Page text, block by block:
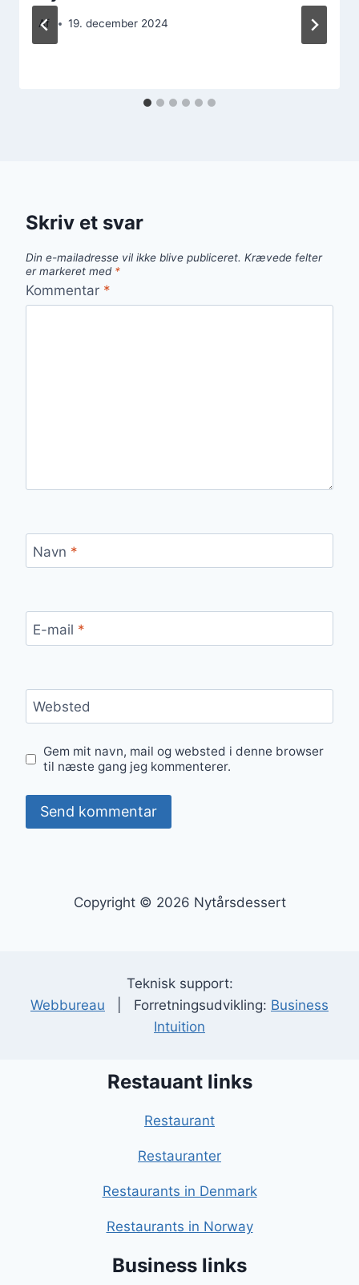
Af 19. december 2024
Skriv et svar
Din e-mailadresse vil ikke blive publiceret. Krævede felter
er markeret med *
Kommentar *
Navn *
E-mail *
Websted
Gem mit navn, mail og websted i denne browser
til næste gang jeg kommenterer.
Copyright © 2026 Nytårsdessert
Teknisk support:
Webbureau | Forretningsudvikling: Business
Intuition
Restauant links
Restaurant
Restauranter
Restaurants in Denmark
Restaurants in Norway
Business links